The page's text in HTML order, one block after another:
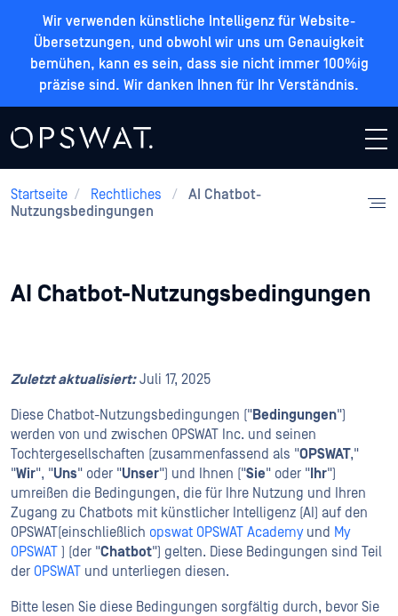
Wir verwenden künstliche Intelligenz für Website-
Übersetzungen, und obwohl wir uns um Genauigkeit
bemühen, kann es sein, dass sie nicht immer 100%ig
präzise sind. Wir danken Ihnen für Ihr Verständnis.
Startseite / Rechtliches /
AI Chatbot-
Nutzungsbedingungen
AI Chatbot-Nutzungsbedingungen
Zuletzt aktualisiert:Juli 17, 2025
Diese Chatbot-Nutzungsbedingungen ("Bedingungen")
werden von und zwischen OPSWAT Inc. und seinen
Tochtergesellschaften (zusammenfassend als "OPSWAT,"
"Wir", "Uns" oder "Unser") und Ihnen ("Sie" oder " Ihr")
umreißen die Bedingungen, die für Ihre Nutzung und Ihren
Zugang zu Chatbots mit künstlicher Intelligenz (AI) auf den
OPSWAT(einschließlich opswat OPSWAT Academyund My
OPSWAT ) (der "Chatbot") gelten. Diese Bedingungen sind Teil
der OPSWAT und unterliegen diesen.
Bitte lesen Sie diese Bedingungen sorgfältig durch, bevor Sie